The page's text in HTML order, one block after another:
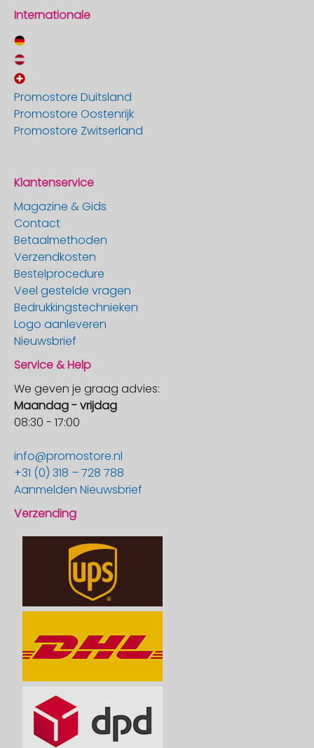
Internationale
Promostore Duitsland
Promostore Oostenrijk
Promostore Zwitserland
Klantenservice
Magazine & Gids
Contact
Betaalmethoden
Verzendkosten
Bestelprocedure
Veel gestelde vragen
Bedrukkingstechnieken
Logo aanleveren
Nieuwsbrief
Service & Help
We geven je graag advies:
Maandag - vrijdag
08:30 - 17:00
info@promostore.nl
+31 (0) 318 – 728 788
Aanmelden Nieuwsbrief
Verzending